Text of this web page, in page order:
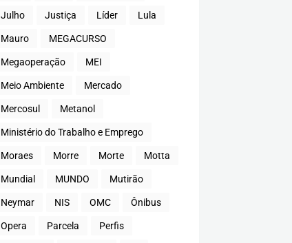
Julho Justiça Líder Lula
Mauro MEGACURSO
Megaoperação MEI
Meio Ambiente Mercado
Mercosul Metanol
Ministério do Trabalho e Emprego
Moraes Morre Morte Motta
Mundial MUNDO Mutirão
Neymar NIS OMC Ônibus
Opera Parcela Perfis